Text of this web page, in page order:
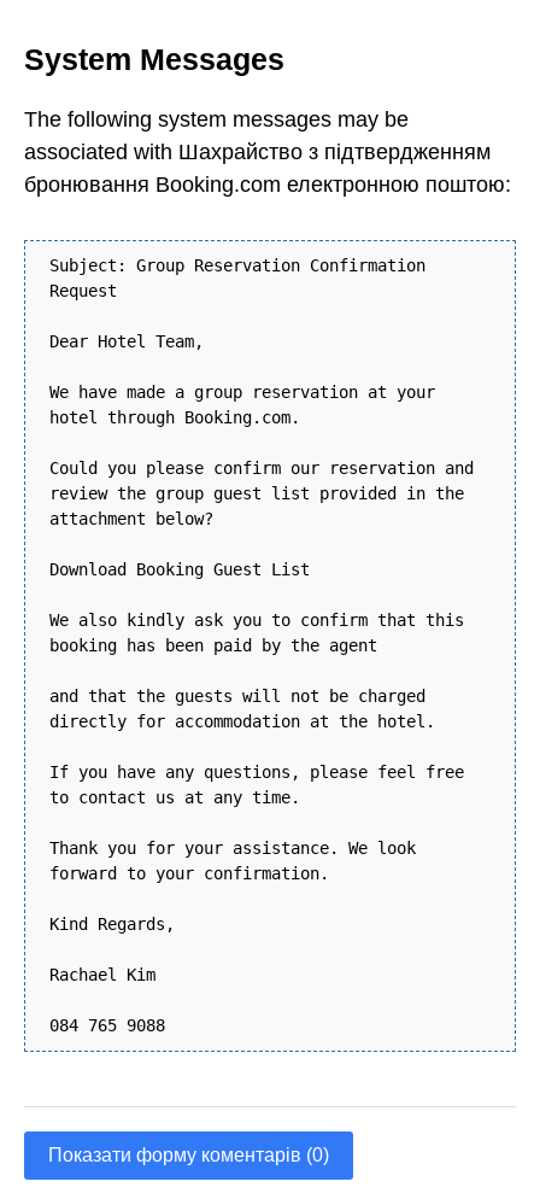
System Messages
The following system messages may be
associated with Шахрайство з підтвердженням
бронювання Booking.com електронною поштою:
Subject: Group Reservation Confirmation
Request
Dear Hotel Team,
We have made a group reservation at your
hotel through Booking.com.
Could you please confirm our reservation and
review the group guest list provided in the
attachment below?
Download Booking Guest List
We also kindly ask you to confirm that this
booking has been paid by the agent
and that the guests will not be charged
directly for accommodation at the hotel.
If you have any questions, please feel free
to contact us at any time.
Thank you for your assistance. We look
forward to your confirmation.
Kind Regards,
Rachael Kim
084 765 9088
Показати форму коментарів (0)